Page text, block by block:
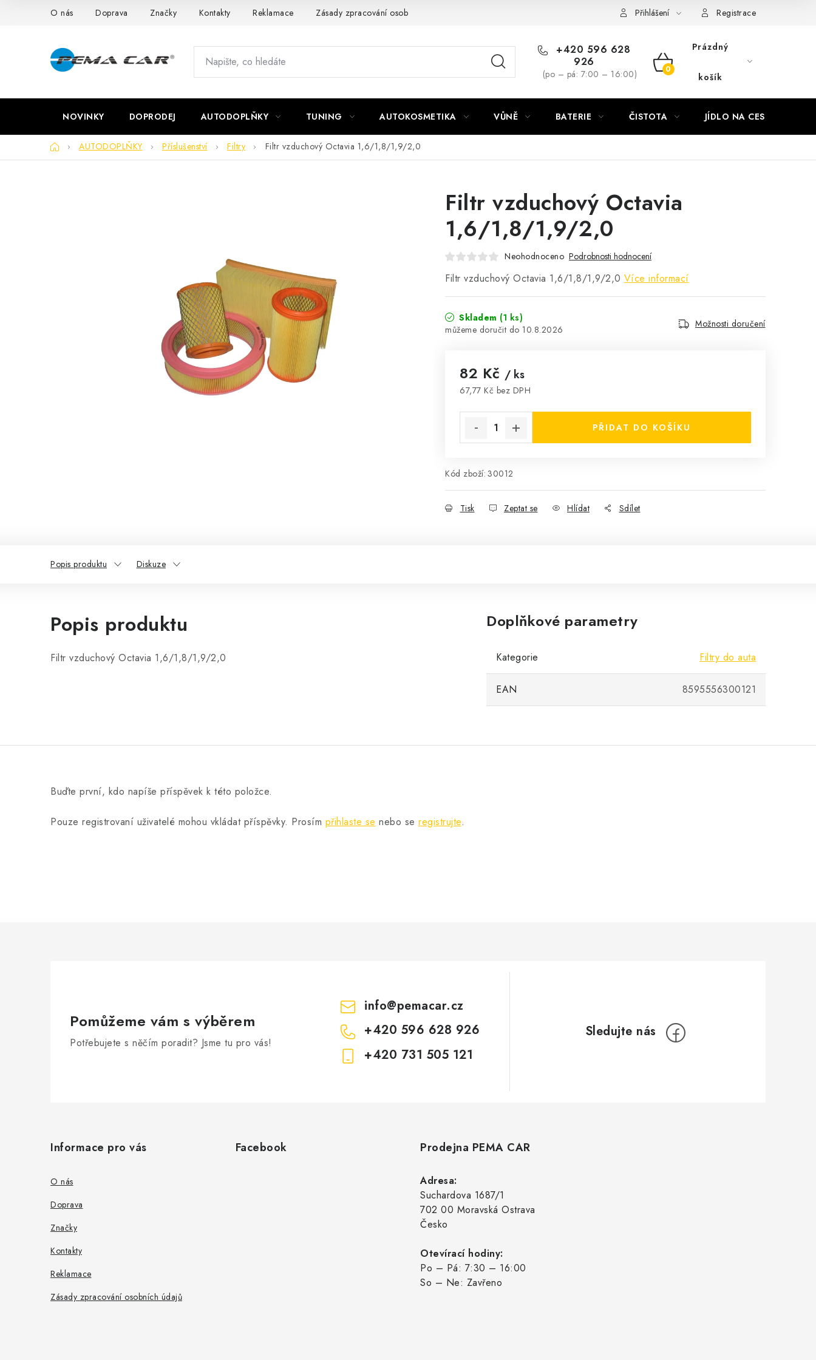
O nás Doprava Značky Kontakty Reklamace Zásady zpracování osobních údajů Přihlášení Registrace
+420 596 628
926
(po – pá: 7:00 – 16:00)
NÁKUPNÍ
Prázdný
košík
NOVINKY DOPRODEJ AUTODOPLŇKY TUNING AUTOKOSMETIKA VŮNĚ BATERIE ČISTOTA JÍDLO NA CESTU
DomůAUTODOPLŇKY Příslušenství Filtry Filtr vzduchový Octavia 1,6/1,8/1,9/2,0
Filtr vzduchový Octavia
1,6/1,8/1,9/2,0
Neohodnoceno Podrobnosti hodnocení
Filtr vzduchový Octavia 1,6/1,8/1,9/2,0 Více informací
Skladem (1 ks)
10.8.2026
Možnosti doručení
82 Kč / ks
67,77 Kč bez DPH
PŘIDAT DO KOŠÍKU
Kód zboží: 30012
Tisk Zeptat se Hlídat Sdílet
Popis produktu Diskuze
Popis produktu
Filtr vzduchový Octavia 1,6/1,8/1,9/2,0
Doplňkové parametry
Kategorie Filtry do auta
EAN 8595556300121
Buďte první, kdo napíše příspěvek k této položce.
Pouze registrovaní uživatelé mohou vkládat příspěvky. Prosím přihlaste se nebo se registrujte.
Pomůžeme vám s výběrem
Potřebujete s něčím poradit? Jsme tu pro vás!
info@pemacar.cz
+420 596 628 926
+420 731 505 121
Informace pro vás
O nás
Doprava
Značky
Kontakty
Reklamace
Zásady zpracování osobních údajů
Facebook Prodejna PEMA CAR
Adresa:
Suchardova 1687/1
702 00 Moravská Ostrava
Česko
Otevírací hodiny:
Po – Pá: 7:30 – 16:00
So – Ne: Zavřeno